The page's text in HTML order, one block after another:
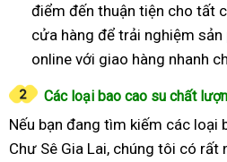
điểm đến thuận tiện cho tất
cửa hàng để trải nghiệm
online với giao hàng nhanh
Các loại bao cao su chất
Nếu bạn đang tìm kiếm các loại
Chư Sê Gia Lai, chúng tôi có